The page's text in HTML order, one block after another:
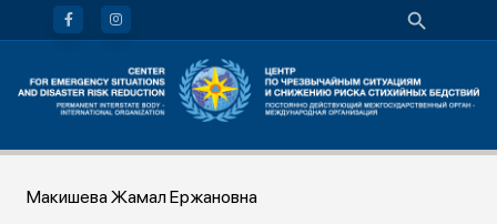
Макишева Жамал Ержановна